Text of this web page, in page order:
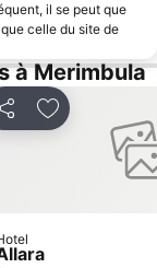
il se peut que
celle du site de
à Merimbula
PartagerAjouter à